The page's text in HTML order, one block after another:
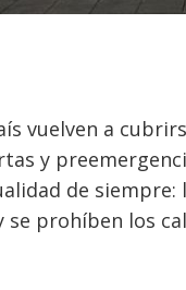
vuelven a
y
de
se prohíben los